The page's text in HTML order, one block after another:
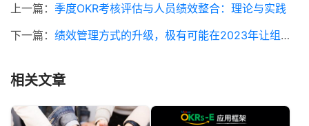
上一篇： 季度OKR考核评估与人员绩效整合：理论与实践
下一篇： 绩效管理方式的升级，极有可能在2023年让组织绩效提升5%-10%
相关文章